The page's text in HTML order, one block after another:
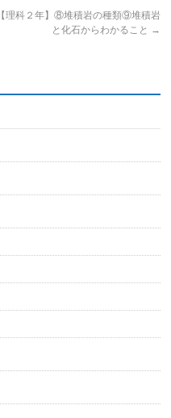
【理科２年】⑧堆積岩の種類⑨堆積岩
と化石からわかること →